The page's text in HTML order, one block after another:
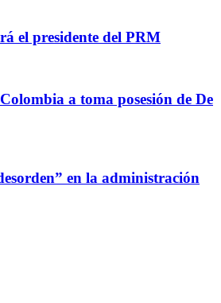
el presidente del PRM
a toma posesión de De
en la administración